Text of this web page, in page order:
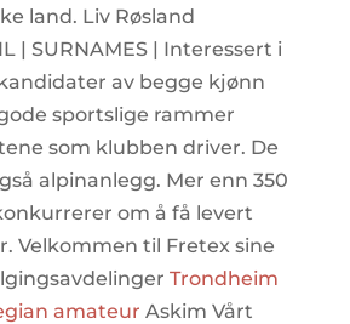
land. Liv Røsland
| SURNAMES | Interessert i
av begge kjønn
sportslige rammer
som klubben driver. De
alpinanlegg. Mer enn 350
om å få levert
Velkommen til Fretex sine
Trondheim
amateur Askim Vårt